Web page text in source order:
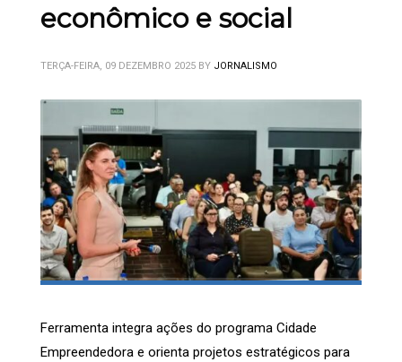
econômico e social
TERÇA-FEIRA, 09 DEZEMBRO 2025 BY JORNALISMO
Ferramenta integra ações do programa Cidade
Empreendedora e orienta projetos estratégicos para